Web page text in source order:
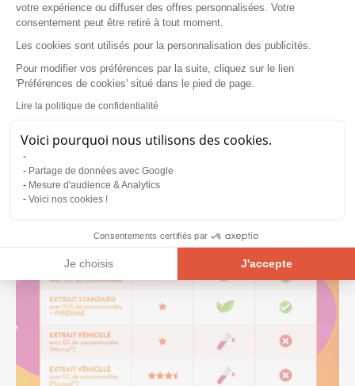
votre expérience ou diffuser des offres personnalisées. Votre
consentement peut être retiré à tout moment.
Les cookies sont utilisés pour la personnalisation des publicités.
Pour modifier vos préférences par la suite, cliquez sur le lien
'Préférences de cookies' situé dans le pied de page.
Lire la politique de confidentialité
Voici pourquoi nous utilisons des cookies.
Partage de données avec Google
Mesure d'audience & Analytics
Voici nos cookies !
Consentements certifiés par
Je choisis J'accepte
Plateforme de Gestion du Consentement : Personnalisez vos
Notre plateforme vous permet d'adapter et de gérer vos